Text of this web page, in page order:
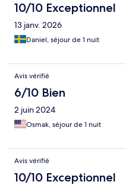
10/10 Exceptionnel
13 janv. 2026
Daniel, séjour de 1 nuit
Avis vérifié
6/10 Bien
2 juin 2024
Osmak, séjour de 1 nuit
Avis vérifié
10/10 Exceptionnel